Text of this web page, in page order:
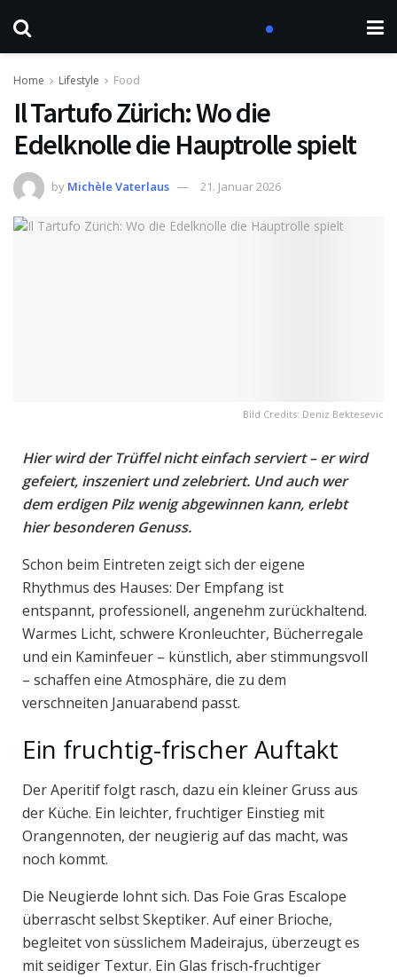
Home Lifestyle Food
Il Tartufo Zürich: Wo die
Edelknolle die Hauptrolle spielt
by Michèle Vaterlaus 21. Januar 2026
Bild Credits: Deniz Bektesevic
Hier wird der Trüffel nicht einfach serviert – er wird
gefeiert, inszeniert und zelebriert. Und auch wer
dem erdigen Pilz wenig abgewinnen kann, erlebt
hier besonderen Genuss.
Schon beim Eintreten zeigt sich der eigene
Rhythmus des Hauses: Der Empfang ist
entspannt, professionell, angenehm zurückhaltend.
Warmes Licht, schwere Kronleuchter, Bücherregale
und ein Kaminfeuer – künstlich, aber stimmungsvoll
– schaffen eine Atmosphäre, die zu dem
verschneiten Januarabend passt.
Ein fruchtig-frischer Auftakt
Der Aperitif folgt rasch, dazu ein kleiner Gruss aus
der Küche. Ein leichter, fruchtiger Einstieg mit
Orangennoten, der neugierig auf das macht, was
noch kommt.
Die Neugierde lohnt sich. Das Foie Gras Escalope
überrascht selbst Skeptiker. Auf einer Brioche,
begleitet von süsslichem Madeirajus, überzeugt es
mit seidiger Textur. Ein Glas frisch-fruchtiger